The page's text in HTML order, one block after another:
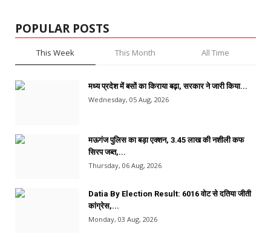
POPULAR POSTS
This Week This Month All Time
मध्य प्रदेश में बसों का किराया बढ़ा, सरकार ने जारी किया...
Wednesday, 05 Aug, 2026
मऊगंज पुलिस का बड़ा एक्शन, 3.45 लाख की नशीली कफ
सिरप जब्त,...
Thursday, 06 Aug, 2026
Datia By Election Result: 6016 वोट से दतिया जीती
कांग्रेस,...
Monday, 03 Aug, 2026